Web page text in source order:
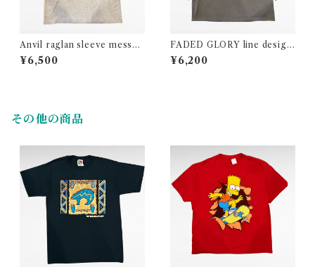
Anvil raglan sleeve messag
e print t-shirt
¥6,500
FADED GLORY line design
ribbed knit cutsew
¥6,200
その他の商品